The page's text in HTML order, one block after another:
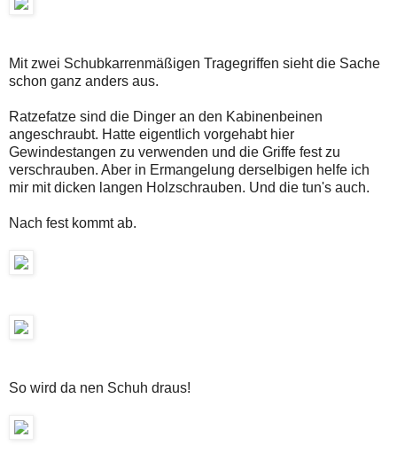
Mit zwei Schubkarrenmäßigen Tragegriffen sieht die Sache
schon ganz anders aus.
Ratzefatze sind die Dinger an den Kabinenbeinen
angeschraubt. Hatte eigentlich vorgehabt hier
Gewindestangen zu verwenden und die Griffe fest zu
verschrauben. Aber in Ermangelung derselbigen helfe ich
mir mit dicken langen Holzschrauben. Und die tun's auch.
Nach fest kommt ab.
So wird da nen Schuh draus!